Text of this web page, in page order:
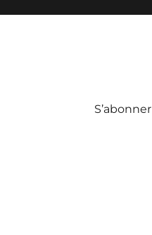
S’abonner